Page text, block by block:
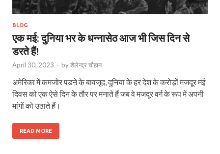
BLOG
एक मई: दुनिया भर के धन्नासेठ आज भी जिस दिन से
डरते हैं!
April 30, 2023 - byशैलेन्द्र चौहान
अमेरिका में कमजोर पडऩे के बावजूद, दुनिया के हर देश के करोड़ों मजदूर मई
दिवस को एक ऐसे दिन के तौर पर मनाते हैं जब वे मजदूर वर्ग के रूप में अपनी
मांगों को उठाते हैं।
READ MORE